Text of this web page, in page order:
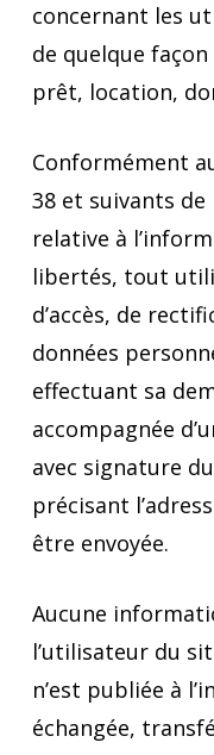
concernant les
de quelque
prêt, location,
Conformément
38 et suivants de
relative à
libertés, tout
d’accès, de
données
effectuant sa
accompagnée
avec signature
précisant
être envoyée.
Aucune
l’utilisateur du
n’est publiée à
échangée,